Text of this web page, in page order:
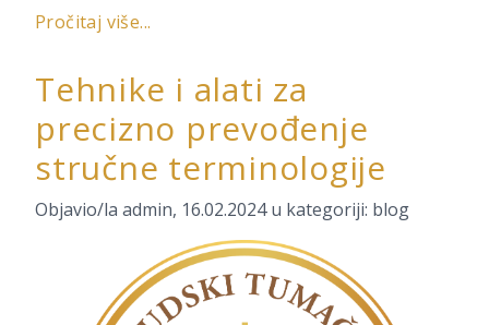
Pročitaj više...
Tehnike i alati za
precizno prevođenje
stručne terminologije
Objavio/la admin, 16.02.2024u kategoriji: blog